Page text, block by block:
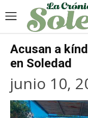
Acusan a
en Soledad
junio 10,